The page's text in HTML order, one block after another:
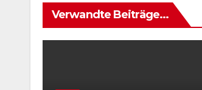
Verwandte Beiträge...